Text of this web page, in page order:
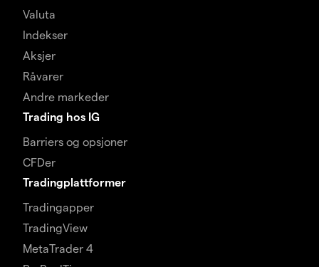
Valuta
Indekser
Aksjer
Råvarer
Andre markeder
Trading hos IG
Barriers og opsjoner
CFDer
Tradingplattformer
Tradingapper
TradingView
MetaTrader 4